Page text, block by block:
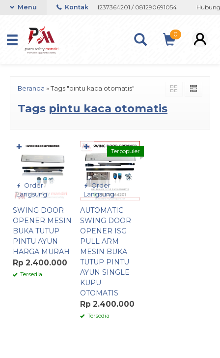
Whatsapp 082133767508 / 081237364201 / 081290691054
Menu Kontak
0
Beranda » Tags "pintu kaca otomatis"
Tags pintu kaca otomatis
Order
Langsung
SWING DOOR
OPENER MESIN
BUKA TUTUP
PINTU AYUN
HARGA MURAH
Rp 2.400.000
Tersedia
✚
Order
Langsung
Terpopuler
AUTOMATIC
SWING DOOR
OPENER ISG
PULL ARM
MESIN BUKA
TUTUP PINTU
AYUN SINGLE
KUPU
OTOMATIS
Rp 2.400.000
Tersedia
✚